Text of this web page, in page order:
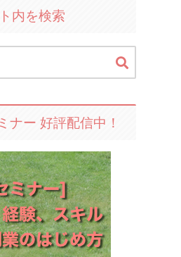
内を検索
ナー 好評配信中！